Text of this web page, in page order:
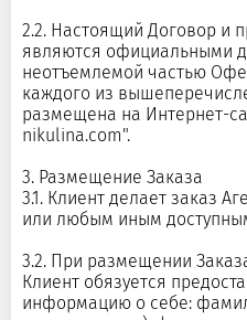
2.2. Настоящий Договор и
являются официальными
неотъемлемой частью
каждого из
размещена на Интернет-
nikulina.com".
3. Размещение Заказа
3.1. Клиент делает заказ
или любым иным
3.2. При размещении
Клиент обязуется
информацию о себе: